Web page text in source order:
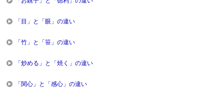
「目」と「眼」の違い
「竹」と「笹」の違い
「炒める」と「焼く」の違い
「関心」と「感心」の違い